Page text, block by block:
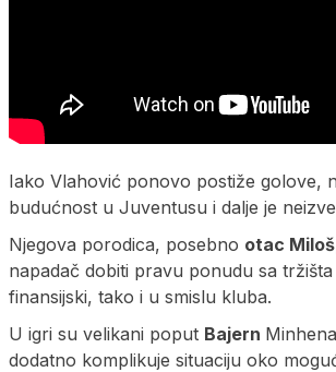
Iako Vlahović ponovo postiže golove,
budućnost u Juventusu i dalje je
Njegova porodica, posebno otac Miloš
napadač dobiti pravu ponudu sa
finansijski, tako i u smislu kluba.
U igri su velikani poput Bajern
dodatno komplikuje situaciju oko